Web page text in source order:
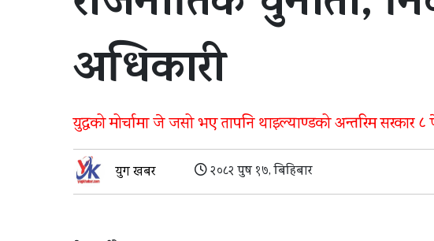
अधिकारी
युद्धको मोर्चामा जे जसो भए तापनि थाइल्याण्डको अन्तरिम सरकार
युग खबर २०८२ पुष १७, बिहिबार